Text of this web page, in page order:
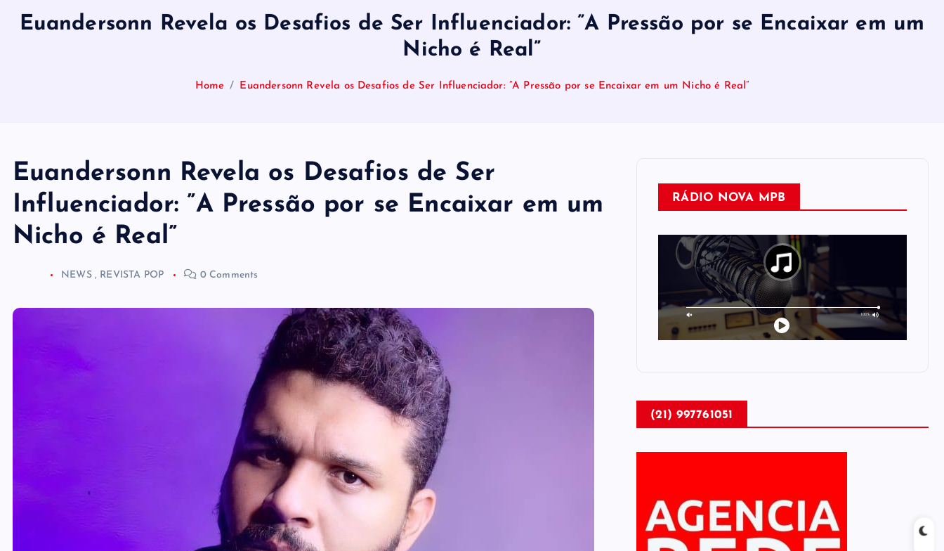
Euandersonn Revela os Desafios de Ser Influenciador: ”A Pressão por se Encaixar em um
Nicho é Real”
Home Euandersonn Revela os Desafios de Ser Influenciador: ”A Pressão por se Encaixar em um Nicho é Real”
Euandersonn Revela os Desafios de Ser
Influenciador: ”A Pressão por se Encaixar em um
Nicho é Real”
NEWS, REVISTA POP 0 Comments
RÁDIO NOVA MPB
(21) 997761051